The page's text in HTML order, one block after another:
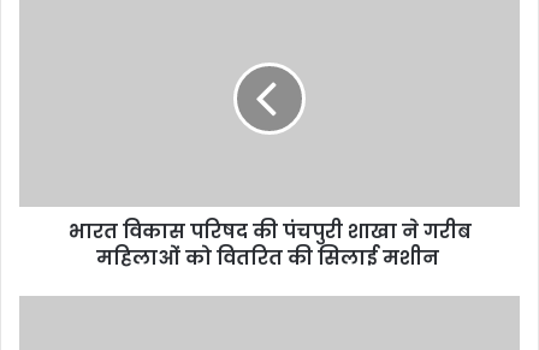
भारत विकास परिषद की पंचपुरी शाखा ने गरीब
महिलाओं को वितरित की सिलाई मशीन